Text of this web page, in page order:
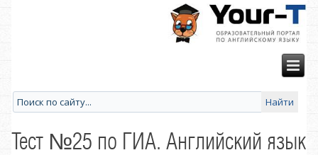
Тест №25 по ГИА. Английский язык